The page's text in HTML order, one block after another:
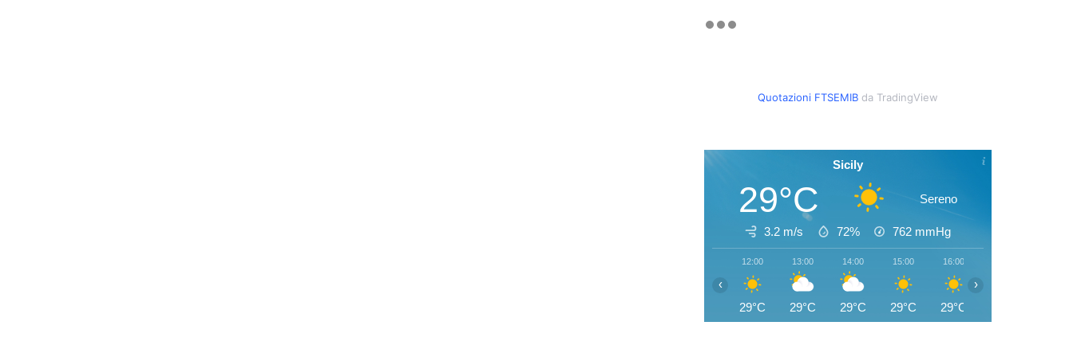
Quotazioni FTSEMIB da TradingView
Sicily
29°C Sereno
3.2 m/s 72% 762 mmHg
12:00
29°C
13:00
29°C
14:00
29°C
15:00
29°C
16:00
29°C
‹ ›